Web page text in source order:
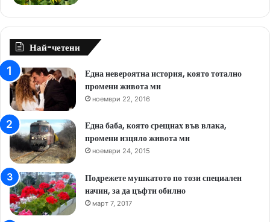
Най-четени
Една невероятна история, която тотално
промени живота ми
ноември 22, 2016
Една баба, която срещнах във влака,
промени изцяло живота ми
ноември 24, 2015
Подрежете мушкатото по този специален
начин, за да цъфти обилно
март 7, 2017